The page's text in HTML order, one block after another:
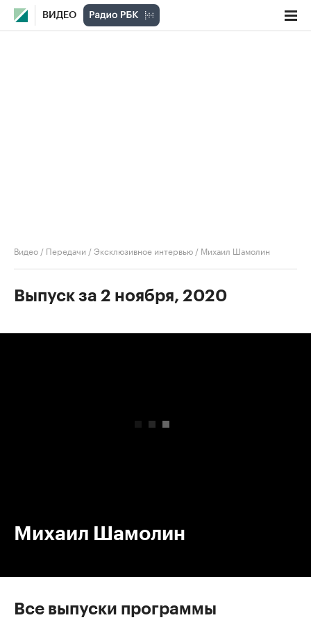
ВИДЕО
Видео / Передачи /Эксклюзивное интервью / Михаил Шамолин
Выпуск за 2 ноября, 2020
Михаил Шамолин
Все выпуски программы